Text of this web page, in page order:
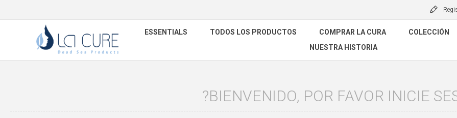
ESSENTIALS TODOS LOS PRODUCTOS COMPRAR LA CURA COLECCIÓN
NUESTRA HISTORIA
?BIENVENIDO, POR FAVOR INICIE